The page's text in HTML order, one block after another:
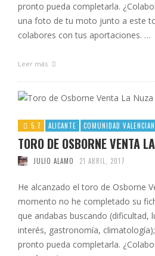
pronto pueda completarla.
una foto de tu moto junto a este
colabores con tus aportaciones. …
Leer más
5.7 ALICANTE COMUNIDAD
TORO DE OSBORNE VENTA
JULIO ALAMO 21 ABRIL, 2017
He alcanzado el toro de Osborne
momento no he completado su
que andabas buscando (dificultad,
interés, gastronomía,
pronto pueda completarla.